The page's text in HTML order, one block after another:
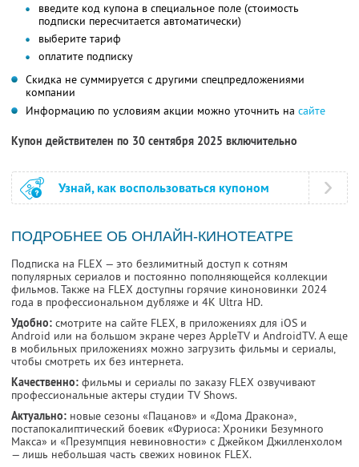
введите код купона в специальное поле (стоимость
подписки пересчитается автоматически)
выберите тариф
оплатите подписку
Скидка не суммируется с другими спецпредложениями
компании
Информацию по условиям акции можно уточнить на сайте
Купон действителен по 30 сентября 2025 включительно
Узнай, как воспользоваться купоном
ПОДРОБНЕЕ ОБ ОНЛАЙН-КИНОТЕАТРЕ
Подписка на FLEX — это безлимитный доступ к сотням
популярных сериалов и постоянно пополняющейся коллекции
фильмов. Также на FLEX доступны горячие киноновинки 2024
года в профессиональном дубляже и 4К Ultra HD.
Удобно: смотрите на сайте FLEX, в приложениях для iOS и
Android или на большом экране через AppleTV и AndroidTV. А еще
в мобильных приложениях можно загрузить фильмы и сериалы,
чтобы смотреть их без интернета.
Качественно: фильмы и сериалы по заказу FLEX озвучивают
профессиональные актеры студии TV Shows.
Актуально: новые сезоны «Пацанов» и «Дома Дракона»,
постапокалиптический боевик «Фуриоса: Хроники Безумного
Макса» и «Презумпция невиновности» с Джейком Джилленхолом
— лишь небольшая часть свежих новинок FLEX.